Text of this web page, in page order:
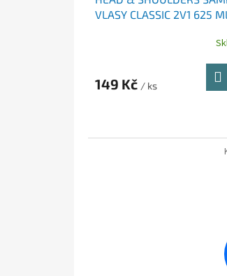
VLASY CLASSIC 2V1 625
149 Kč / ks